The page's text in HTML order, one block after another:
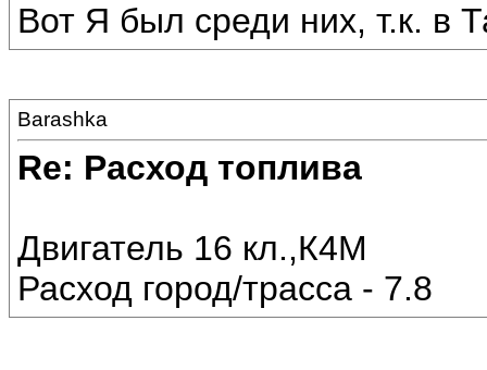
Вот Я был среди них, т.к. в
Barashka
Re: Расход топлива
Двигатель 16 кл.,К4М
Расход город/трасса - 7.8